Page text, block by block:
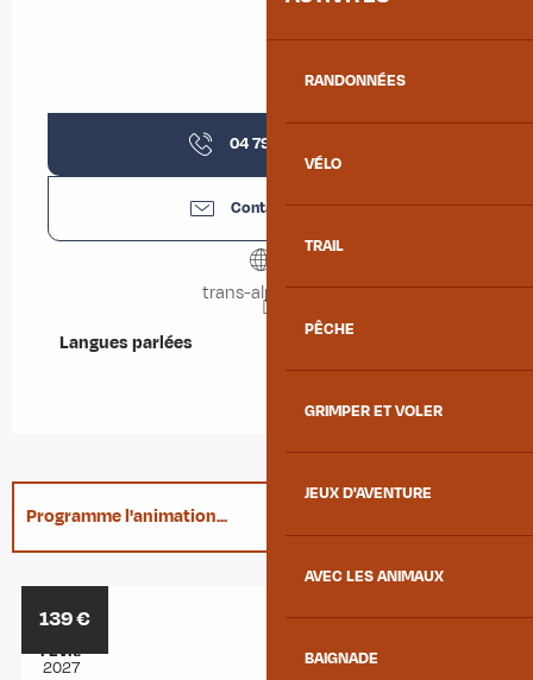
RANDONNÉES
VÉLO
TRAIL
PÊCHE
GRIMPER ET VOLER
JEUX D'AVENTURE
AVEC LES ANIMAUX
BAIGNADE
04 79 36 20
Contactez-nous
trans-alpes.com
Langues parlées
Langues parlées
Programme l'animation...
Est organisé dans le cadre de ...
139€
21
FÉVR.
2027